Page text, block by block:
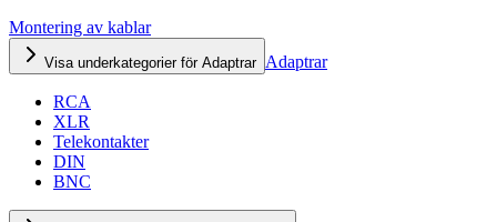
Montering av kablar
Visa underkategorier för Adaptrar Adaptrar
RCA
XLR
Telekontakter
DIN
BNC